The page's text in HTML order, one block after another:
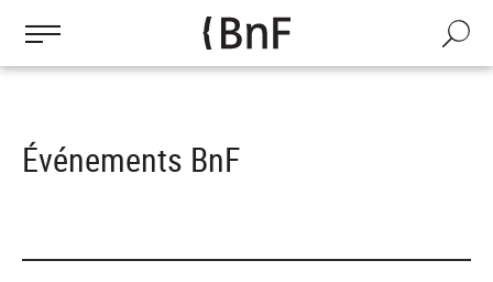
contenu
Recherche
Événements BnF